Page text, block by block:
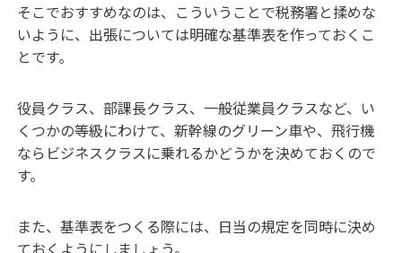
そこでおすすめなのは、こういうことで税務署と揉めな
いように、出張については明確な基準表を作っておくこ
とです。
役員クラス、部課長クラス、一般従業員クラスなど、い
くつかの等級にわけて、新幹線のグリーン車や、飛行機
ならビジネスクラスに乗れるかどうかを決めておくので
す。
また、基準表をつくる際には、日当の規定を同時に決め
ておくようにしましょう。